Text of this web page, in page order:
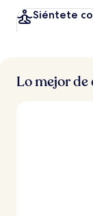
Siéntete
Lo mejor